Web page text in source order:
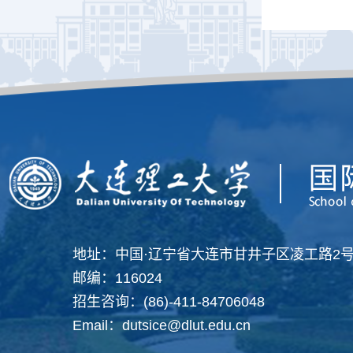
地址：中国·辽宁省大连市甘井子区凌工路2
邮编：116024
招生咨询：(86)-411-84706048
Email：dutsice@dlut.edu.cn